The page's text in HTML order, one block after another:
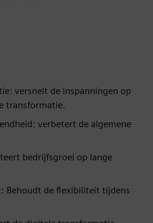
versnelt de inspanningen op
transformatie.
verbetert de algemene
bedrijfsgroei op lange
Behoudt de flexibiliteit tijdens